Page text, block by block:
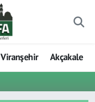
Viranşehir Akçakale